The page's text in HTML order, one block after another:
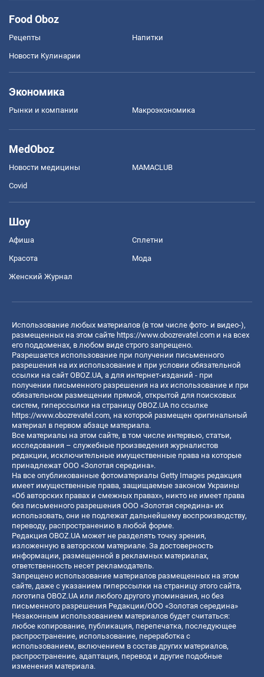
Food Oboz
Рецепты Напитки
Новости Кулинарии
Экономика
Рынки и компании Mакроэкономика
MedOboz
Новости медицины MAMACLUB
Covid
Шоу
Афиша Сплетни
Красота Мода
Женский Журнал
Использование любых материалов (в том числе фото- и видео-),
размещенных на этом сайте https://www.obozrevatel.com и на всех
его поддоменах, в любом виде строго запрещено.
Разрешается использование при получении письменного
разрешения на их использование и при условии обязательной
ссылки на сайт OBOZ.UA, а для интернет-изданий - при
получении письменного разрешения на их использование и при
обязательном размещении прямой, открытой для поисковых
систем, гиперссылки на страницу OBOZ.UA по ссылке
https://www.obozrevatel.com, на которой размещен оригинальный
материал в первом абзаце материала.
Все материалы на этом сайте, в том числе интервью, статьи,
исследования – служебные произведения журналистов
редакции, исключительные имущественные права на которые
принадлежат ООО «Золотая середина».
На все опубликованные фотоматериалы Getty Images редакция
имеет имущественные права, защищаемые законом Украины
«Об авторских правах и смежных правах», никто не имеет права
без письменного разрешения ООО «Золотая середина» их
использовать, они не подлежат дальнейшему воспроизводству,
переводу, распространению в любой форме.
Редакция OBOZ.UA может не разделять точку зрения,
изложенную в авторском материале. За достоверность
информации, размещенной в рекламных материалах,
ответственность несет рекламодатель.
Запрещено использование материалов размещенных на этом
сайте, даже с указанием гиперссылки на страницу этого сайта,
логотипа OBOZ.UA или любого другого упоминания, но без
письменного разрешения Редакции/ООО «Золотая середина»
Незаконным использованием материалов будет считаться:
любое копирование, публикация, перепечатка, последующее
распространение, использование, переработка с
использованием, включением в состав других материалов,
распространение, адаптация, перевод и другие подобные
изменения материала.